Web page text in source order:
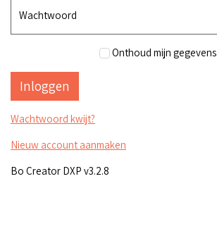
Wachtwoord
Onthoud mijn gegevens
Wachtwoord kwijt?
Nieuw account aanmaken
Bo Creator DXP v3.2.8